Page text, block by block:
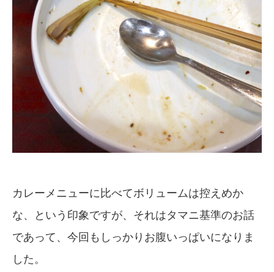
カレーメニューに比べてボリュームは控えめか
な、という印象ですが、それはタマニ基準のお話
であって、今回もしっかりお腹いっぱいになりま
した。